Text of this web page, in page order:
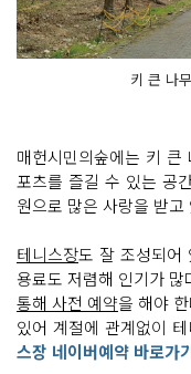
키 큰 나
매헌시민의숲에는 키
포츠를 즐길 수 있는 공
원으로 많은 사랑을 받고
테니스장도 잘 조성되어
용료도 저렴해 인기가 많
통해 사전 예약을 해야
있어 계절에 관계없이
스장 네이버예약 바로가